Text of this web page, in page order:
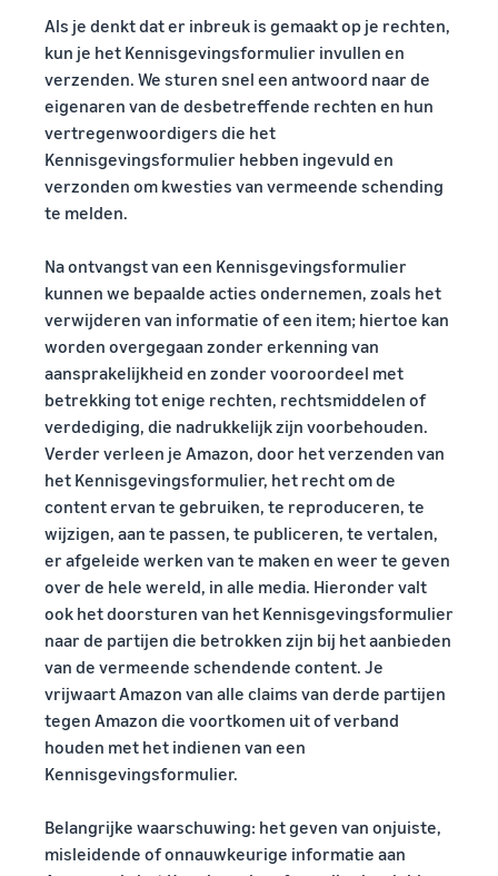
Als je denkt dat er inbreuk is gemaakt op je rechten,
kun je het Kennisgevingsformulier invullen en
verzenden. We sturen snel een antwoord naar de
eigenaren van de desbetreffende rechten en hun
vertregenwoordigers die het
Kennisgevingsformulier hebben ingevuld en
verzonden om kwesties van vermeende schending
te melden.
Na ontvangst van een Kennisgevingsformulier
kunnen we bepaalde acties ondernemen, zoals het
verwijderen van informatie of een item; hiertoe kan
worden overgegaan zonder erkenning van
aansprakelijkheid en zonder vooroordeel met
betrekking tot enige rechten, rechtsmiddelen of
verdediging, die nadrukkelijk zijn voorbehouden.
Verder verleen je Amazon, door het verzenden van
het Kennisgevingsformulier, het recht om de
content ervan te gebruiken, te reproduceren, te
wijzigen, aan te passen, te publiceren, te vertalen,
er afgeleide werken van te maken en weer te geven
over de hele wereld, in alle media. Hieronder valt
ook het doorsturen van het Kennisgevingsformulier
naar de partijen die betrokken zijn bij het aanbieden
van de vermeende schendende content. Je
vrijwaart Amazon van alle claims van derde partijen
tegen Amazon die voortkomen uit of verband
houden met het indienen van een
Kennisgevingsformulier.
Belangrijke waarschuwing: het geven van onjuiste,
misleidende of onnauwkeurige informatie aan